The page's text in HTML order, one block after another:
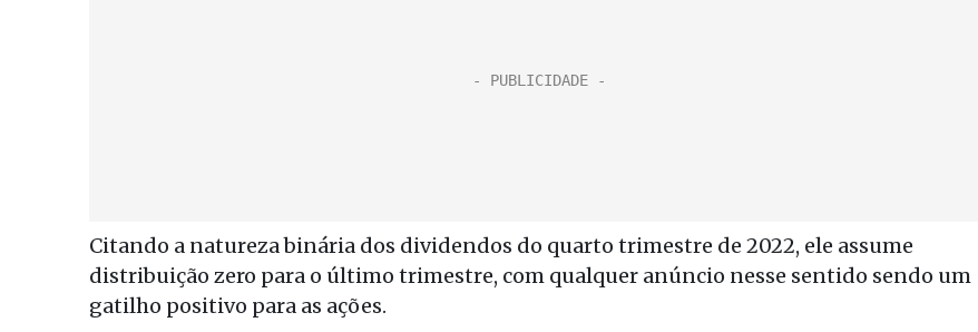
Citando a natureza binária dos dividendos do quarto trimestre de 2022, ele assume
distribuição zero para o último trimestre, com qualquer anúncio nesse sentido sendo um
gatilho positivo para as ações.